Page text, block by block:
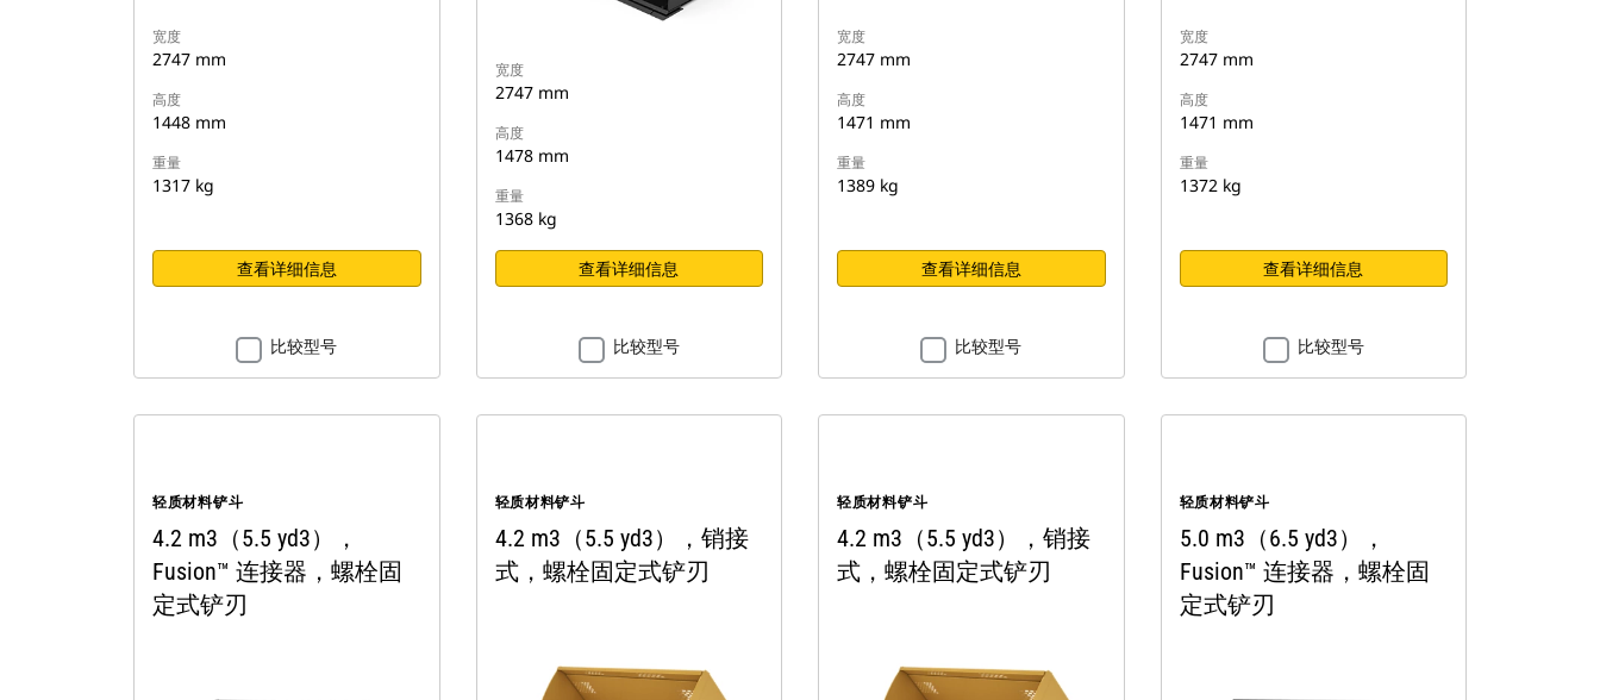
宽度
2747 mm
高度
1448 mm
重量
1317 kg
查看详细信息
比较型号
宽度
2747 mm
高度
1478 mm
重量
1368 kg
查看详细信息
比较型号
宽度
2747 mm
高度
1471 mm
重量
1389 kg
查看详细信息
比较型号
宽度
2747 mm
高度
1471 mm
重量
1372 kg
查看详细信息
比较型号
轻质材料铲斗
4.2 m3（5.5 yd3），
Fusion™ 连接器，螺栓固
定式铲刃
轻质材料铲斗
4.2 m3（5.5 yd3），销接
式，螺栓固定式铲刃
轻质材料铲斗
4.2 m3（5.5 yd3），销接
式，螺栓固定式铲刃
轻质材料铲斗
5.0 m3（6.5 yd3），
Fusion™ 连接器，螺栓固
定式铲刃